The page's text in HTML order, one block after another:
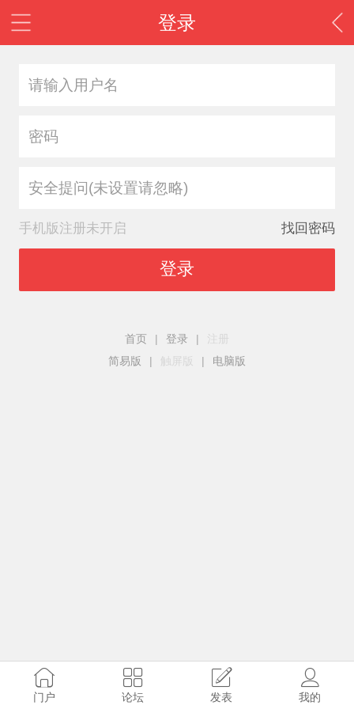
登录
安全提问(未设置请忽略)
手机版注册未开启 找回密码
登录
首页 | 登录 |
注册
简易版
| 触屏版 | 电脑版
门户 论坛 发表 我的